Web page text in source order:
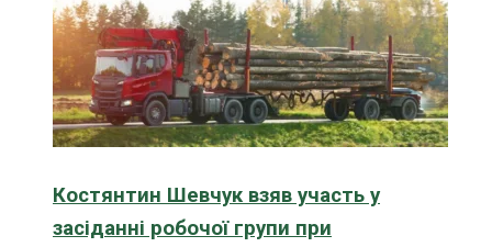
Костянтин Шевчук взяв участь у
засіданні робочої групи при